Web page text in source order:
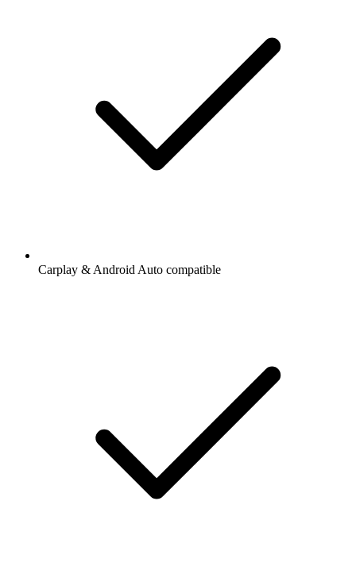
Carplay & Android Auto compatible